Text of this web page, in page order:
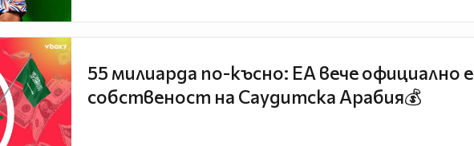
55 милиарда по-късно: EA вече официално е
собственост на Саудитска Арабия💰